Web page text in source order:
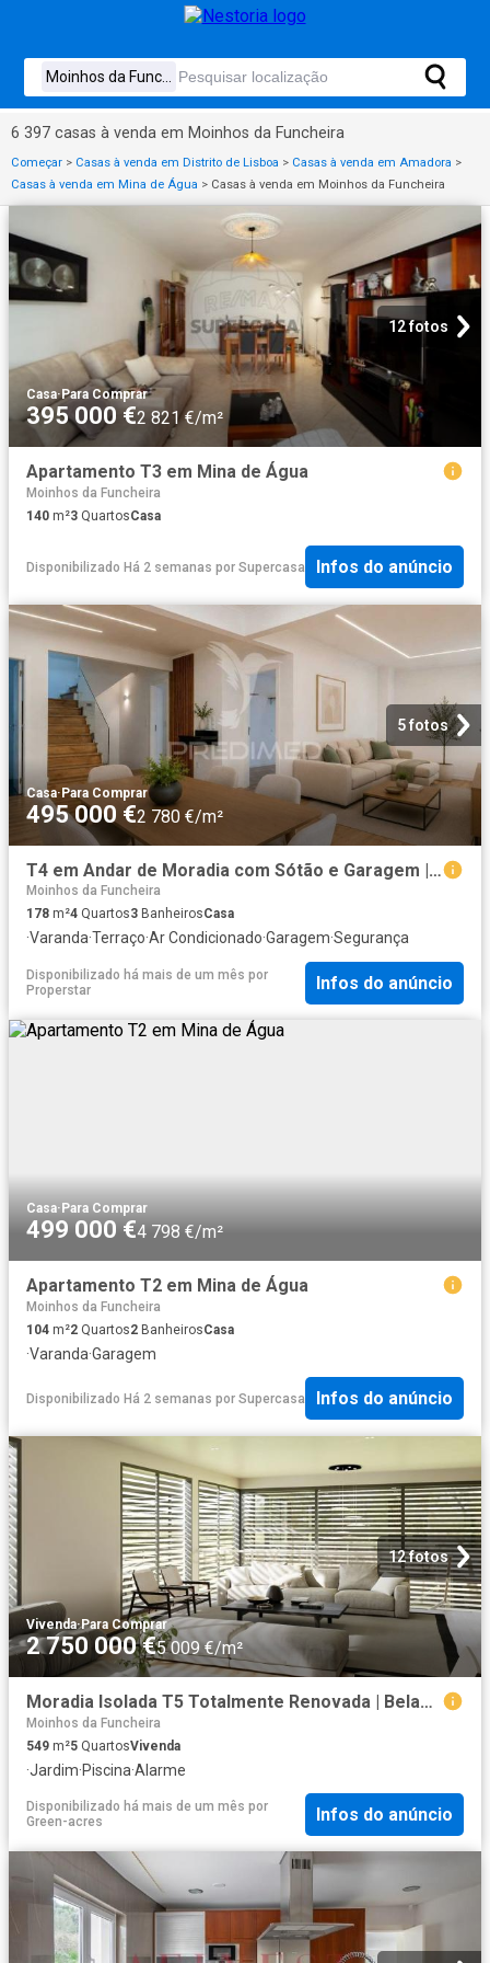
6 397 casas à venda em Moinhos da Funcheira
Começar > Casas à venda em Distrito de Lisboa > Casas à venda em Amadora >
Casas à venda em Mina de Água > Casas à venda em Moinhos da Funcheira
12 fotos
Casa·Para Comprar
395 000 €2 821 €/m²
Apartamento T3 em Mina de Água
Moinhos da Funcheira
140 m²3 QuartosCasa
Disponibilizado Há 2 semanas por Supercasa Infos do anúncio
5 fotos
Casa·Para Comprar
495 000 €2 780 €/m²
T4 em Andar de Moradia com Sótão e Garagem | Mina de Água – Amadora
Moinhos da Funcheira
178 m²4 Quartos3 BanheirosCasa
·Varanda·Terraço·Ar Condicionado·Garagem·Segurança
Disponibilizado há mais de um mês por
Properstar
Infos do anúncio
Casa· Para Comprar
499 000 €4 798 €/m²
Apartamento T2 em Mina de Água
Moinhos da Funcheira
104 m²2 Quartos2 BanheirosCasa
·Varanda·Garagem
Disponibilizado Há 2 semanas por Supercasa Infos do anúncio
12 fotos
Vivenda·Para Comprar
2 750 000 €5 009 €/m²
Moradia Isolada T5 Totalmente Renovada | Belas Clube de Camp. 549m² Queluz e belas
Moinhos da Funcheira
549 m²5 QuartosVivenda
·Jardim·Piscina·Alarme
Disponibilizado há mais de um mês por
Green-acres
Infos do anúncio